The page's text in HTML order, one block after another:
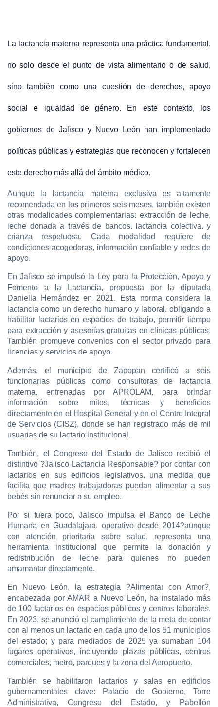
La lactancia materna representa una práctica fundamental,
no solo desde el punto de vista alimentario o de salud,
sino también como una cuestión de derechos, apoyo
social e igualdad de género. En este contexto, los
gobiernos de Jalisco y Nuevo León han implementado
políticas públicas y estrategias que reconocen y fortalecen
este derecho más allá del ámbito médico.
Aunque la lactancia materna exclusiva es altamente
recomendada en los primeros seis meses, también existen
otras modalidades complementarias: extracción de leche,
leche donada a través de bancos, lactancia colectiva, y
crianza respetuosa. Cada modalidad requiere de
condiciones acogedoras, información confiable y redes de
apoyo.
En Jalisco se impulsó la Ley para la Protección, Apoyo y
Fomento a la Lactancia, propuesta por la diputada
Daniella Hernández en 2021. Esta norma considera la
lactancia como un derecho humano y laboral, obligando a
habilitar lactarios en espacios de trabajo, permitir tiempo
para extracción y asesorías gratuitas en clínicas públicas.
También promueve convenios con el sector privado para
licencias y servicios de apoyo.
Además, el municipio de Zapopan certificó a seis
funcionarias públicas como consultoras de lactancia
materna, entrenadas por APROLAM, para brindar
información sobre mitos, técnicas y beneficios
directamente en el Hospital General y en el Centro Integral
de Servicios (CISZ), donde se han registrado más de mil
usuarias de su lactario institucional.
También, el Congreso del Estado de Jalisco recibió el
distintivo ?Jalisco Lactancia Responsable? por contar con
lactarios en sus edificios legislativos, una medida que
facilita que madres trabajadoras puedan alimentar a sus
bebés sin renunciar a su empleo.
Por si fuera poco, Jalisco impulsa el Banco de Leche
Humana en Guadalajara, operativo desde 2014?aunque
con atención prioritaria sobre salud, representa una
herramienta institucional que permite la donación y
redistribución de leche para quienes no pueden
amamantar directamente.
En Nuevo León, la estrategia ?Alimentar con Amor?,
encabezada por AMAR a Nuevo León, ha instalado más
de 100 lactarios en espacios públicos y centros laborales.
En 2023, se anunció el cumplimiento de la meta de contar
con al menos un lactario en cada uno de los 51 municipios
del estado; y para mediados de 2025 ya sumaban 104
lugares operativos, incluyendo plazas públicas, centros
comerciales, metro, parques y la zona del Aeropuerto.
También se habilitaron lactarios y salas en edificios
gubernamentales clave: Palacio de Gobierno, Torre
Administrativa, Congreso del Estado, y Pabellón